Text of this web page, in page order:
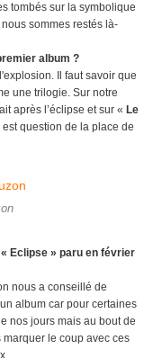
tombés sur la symbolique
sommes restés là-
album ?
Il faut savoir que
une trilogie. Sur notre
après l’éclipse et sur « Le
question de la place de
Eclipse » paru en février
nous a conseillé de
album car pour certaines
nos jours mais au bout de
le coup avec ces